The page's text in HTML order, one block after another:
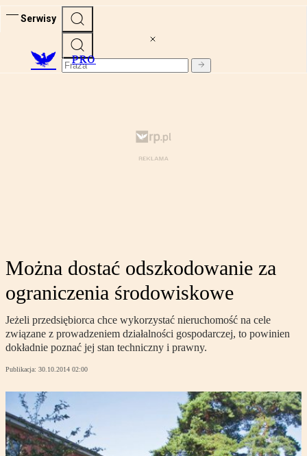
Serwisy
PRO
Można dostać odszkodowanie za
ograniczenia środowiskowe
Jeżeli przedsiębiorca chce wykorzystać nieruchomość na cele
związane z prowadzeniem działalności gospodarczej, to powinien
dokładnie poznać jej stan techniczny i prawny.
Publikacja: 30.10.2014 02:00